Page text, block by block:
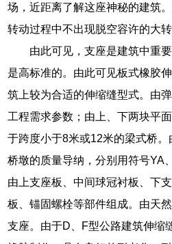
场，近距离了解这座神秘的建筑
转动过程中不出现脱空容许的大转
由此可见，支座是建筑中重
是高标准的。由此可见板式橡胶
筑上较为合适的伸缩缝型式。由
工程需求参数；由上、下两块平
于跨度小于8米或12米的梁式桥。
桥墩的质量导纳，分别用符号YA
由上支座板、中间球冠衬板、下
板、锚固螺栓等部件组成。由天
支座。由于D、F型公路建筑伸缩